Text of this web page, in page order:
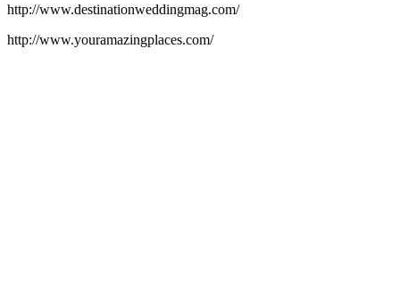
http://www.destinationweddingmag.com/
http://www.youramazingplaces.com/